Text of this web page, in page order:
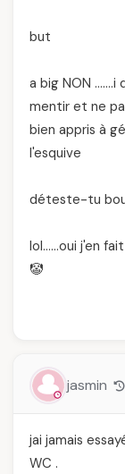
but
a big NON …….i
mentir et ne
bien appris à
l'esquive
déteste-tu
lol……oui j'en
🤡
jasmin
jai jamais
WC .